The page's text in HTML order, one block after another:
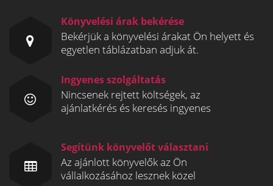
Könyvelési árak bekérése
Bekérjük a könyvelési árakat Ön helyett és
egyetlen táblázatban adjuk át.
Ingyenes szolgáltatás
Nincsenek rejtett költségek, az
ajánlatkérés és keresés ingyenes
Segítünk könyvelőt választani
Az ajánlott könyvelők az Ön
vállalkozásához lesznek közel